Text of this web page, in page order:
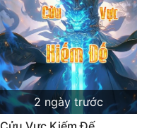
2 ngày trước